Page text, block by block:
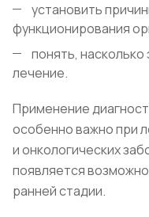
установить
функционирования
понять,
лечение.
Применение
особенно важно при
и онкологических
появляется
ранней стадии.